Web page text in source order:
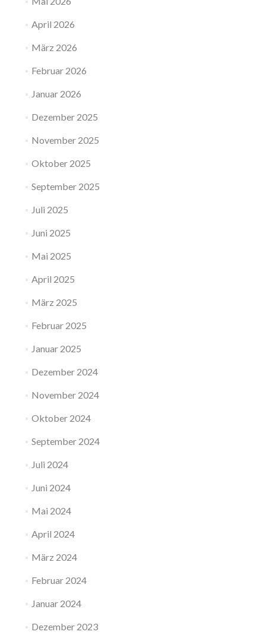
April 2026
März 2026
Februar 2026
Januar 2026
Dezember 2025
November 2025
Oktober 2025
September 2025
Juli 2025
Juni 2025
Mai 2025
April 2025
März 2025
Februar 2025
Januar 2025
Dezember 2024
November 2024
Oktober 2024
September 2024
Juli 2024
Juni 2024
Mai 2024
April 2024
März 2024
Februar 2024
Januar 2024
Dezember 2023